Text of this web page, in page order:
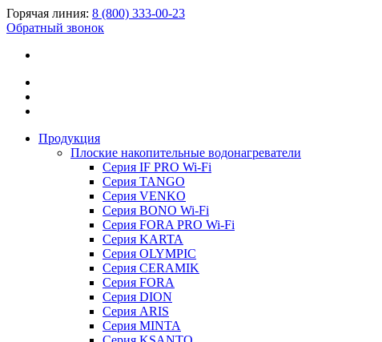
Горячая линия: 8 (800) 333-00-23
Обратный звонок
Продукция
Плоские накопительные водонагреватели
Серия IF PRO Wi-Fi
Серия TANGO
Серия VENKO
Серия BONO Wi-Fi
Серия FORA PRO Wi-Fi
Серия KARTA
Серия OLYMPIC
Серия CERAMIK
Серия FORA
Серия DION
Серия ARIS
Серия MINTA